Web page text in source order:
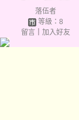
落伍者
等級：8
留言｜ 加入好友